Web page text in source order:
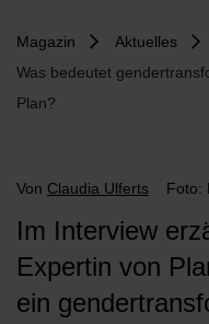
Magazin
Aktuelles
Was bedeutet
Plan?
Von Claudia Ulferts Foto:
Im Interview
Expertin von
ein